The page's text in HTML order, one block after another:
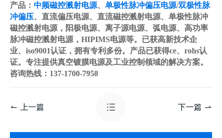
产品： 中频磁控溅射电源、 单极性脉冲偏压电源/双极性脉
冲偏压、直流偏压电源、直流磁控溅射电源、单极性脉冲
磁控溅射电源，阳极电源、离子源电源、弧电源、高功率
脉冲磁控溅射电源，HIPIMS电源等。已获高新技术企
业、iso9001认证，拥有专利多份。产品已获得ce、rohs认
证。专注提供真空镀膜电源及工业控制领域的解决方案。
咨询热线：137-1700-7958
上一篇 下一篇